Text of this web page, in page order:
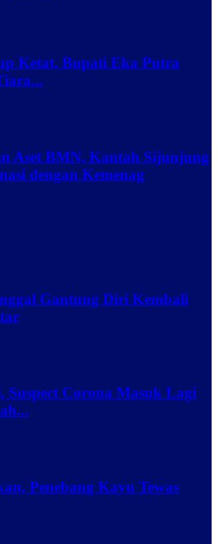
Ketat, Bupati Eka Putra
Aset BMN, Kantah Sijunjung
dengan Kemenag
Gantung Diri Kembali
Corona Masuk Lagi
Penebang Kayu Tewas